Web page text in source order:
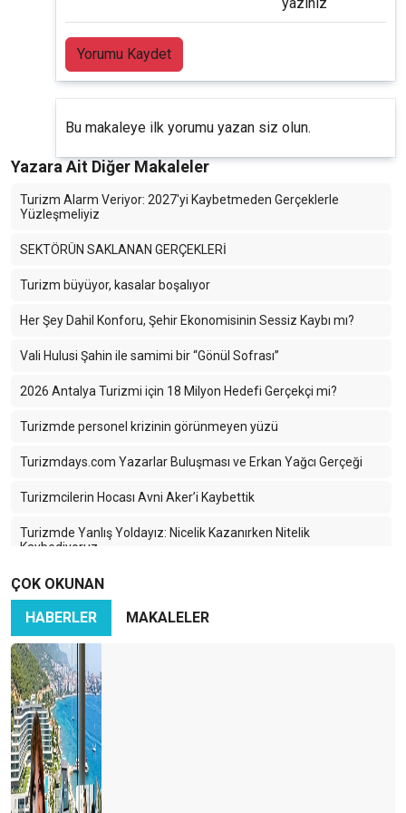
Yorumu Kaydet
Bu makaleye ilk yorumu yazan siz olun.
Yazara Ait Diğer Makaleler
Turizm Alarm Veriyor: 2027'yi Kaybetmeden Gerçeklerle
Yüzleşmeliyiz
SEKTÖRÜN SAKLANAN GERÇEKLERİ
Turizm büyüyor, kasalar boşalıyor
Her Şey Dahil Konforu, Şehir Ekonomisinin Sessiz Kaybı mı?
Vali Hulusi Şahin ile samimi bir “Gönül Sofrası”
2026 Antalya Turizmi için 18 Milyon Hedefi Gerçekçi mi?
Turizmde personel krizinin görünmeyen yüzü
Turizmdays.com Yazarlar Buluşması ve Erkan Yağcı Gerçeği
Turizmcilerin Hocası Avni Aker’i Kaybettik
Turizmde Yanlış Yoldayız: Nicelik Kazanırken Nitelik
Kaybediyoruz
Türkiye Turizminde 2025: Ayağımıza Kurşun Sıkıyoruz
Karadeniz’in Sessiz Güzelliği: Turizmin Yükselen Yıldızı Ama
Hangi Bedelle?
İran-İsrail Savaşı Turizmi Vurdu: Türk Turizmi Tehlikede mi?
Türkiye’nin En Büyük Rakibi: Yine Türkiye
Turizmcinin Bitmeyen Çilesi: Bir Kriz Biter, Yenisi Başlar!
Turizm Sektörü Nereye Gidiyor?
Turizmci İkilem içinde
ÇOK OKUNAN
HABERLER
MAKALELER